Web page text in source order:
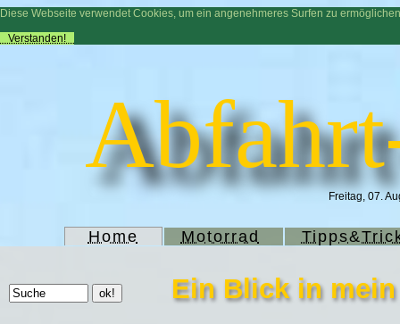
Diese Webseite verwendet Cookies, um ein angenehmeres Surfen zu
Verstanden!
Freitag, 07.
Home Motorrad
Ein Blick in